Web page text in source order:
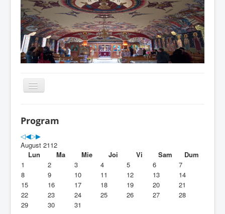
Duhovnicesti
Servicii religioase
Alte legaturi
Biblioteca Parohiei
Program
August 2112
Lun
Ma Mie Joi Vi Sam
Dum
1
2 3 4 5 6
7
8
9 10 11 12 13
14
15
16 17 18 19 20
21
22
23 24 25 26 27
28
29
30 31